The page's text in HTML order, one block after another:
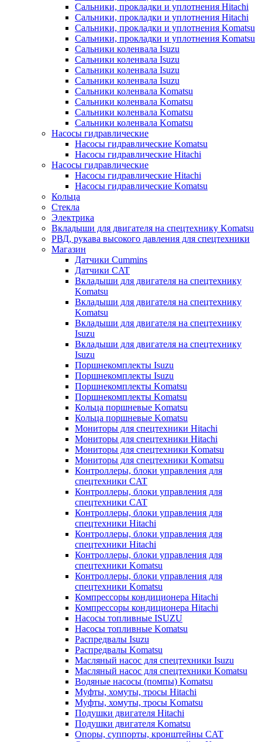
Сальники, прокладки и уплотнения Hitachi
Сальники, прокладки и уплотнения Hitachi
Сальники, прокладки и уплотнения Komatsu
Сальники, прокладки и уплотнения Komatsu
Сальники коленвала Isuzu
Сальники коленвала Isuzu
Сальники коленвала Isuzu
Сальники коленвала Isuzu
Сальники коленвала Komatsu
Сальники коленвала Komatsu
Сальники коленвала Komatsu
Сальники коленвала Komatsu
Насосы гидравлические
Насосы гидравлические Komatsu
Насосы гидравлические Hitachi
Насосы гидравлические
Насосы гидравлические Hitachi
Насосы гидравлические Komatsu
Кольца
Стекла
Электрика
Вкладыши для двигателя на спецтехнику Komatsu
РВД, рукава высокого давления для спецтехники
Магазин
Датчики Cummins
Датчики CAT
Вкладыши для двигателя на спецтехнику
Komatsu
Вкладыши для двигателя на спецтехнику
Komatsu
Вкладыши для двигателя на спецтехнику
Isuzu
Вкладыши для двигателя на спецтехнику
Isuzu
Поршнекомплекты Isuzu
Поршнекомплекты Isuzu
Поршнекомплекты Komatsu
Поршнекомплекты Komatsu
Кольца поршневые Komatsu
Кольца поршневые Komatsu
Мониторы для спецтехники Hitachi
Мониторы для спецтехники Hitachi
Мониторы для спецтехники Komatsu
Мониторы для спецтехники Komatsu
Контроллеры, блоки управления для
спецтехники CAT
Контроллеры, блоки управления для
спецтехники CAT
Контроллеры, блоки управления для
спецтехники Hitachi
Контроллеры, блоки управления для
спецтехники Hitachi
Контроллеры, блоки управления для
спецтехники Komatsu
Контроллеры, блоки управления для
спецтехники Komatsu
Компрессоры кондиционера Hitachi
Компрессоры кондиционера Hitachi
Насосы топливные ISUZU
Насосы топливные Komatsu
Распредвалы Isuzu
Распредвалы Komatsu
Масляный насос для спецтехники Isuzu
Масляный насос для спецтехники Komatsu
Водяные насосы (помпы) Komatsu
Муфты, хомуты, тросы Hitachi
Муфты, хомуты, тросы Komatsu
Подушки двигателя Hitachi
Подушки двигателя Komatsu
Опоры, суппорты, кронштейны CAT